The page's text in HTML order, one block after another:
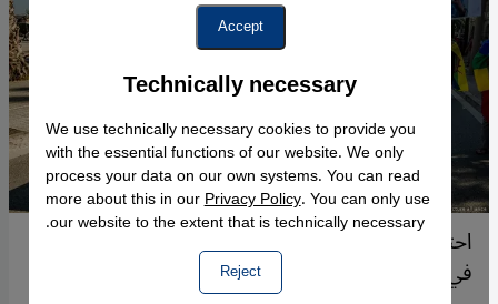
احتجاجات في برشلونة بإسبانيا مناصرة لمعتقلي الرأي
في المغرب.
Technically necessary
We use technically necessary cookies to provide you
with the essential functions of our website. We only
process your data on our own systems. You can read
more about this in ourPrivacy Policy. You can only use
our website to the extent that is technically necessary.
Reject
Google Maps Embed
Accept